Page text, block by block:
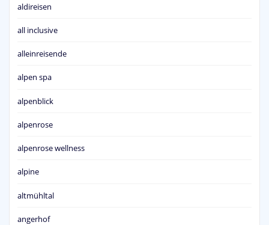
aldireisen
all inclusive
alleinreisende
alpen spa
alpenblick
alpenrose
alpenrose wellness
alpine
altmühltal
angerhof